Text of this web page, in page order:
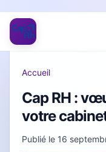
Accueil
Cap RH :
votre
Publié le 16